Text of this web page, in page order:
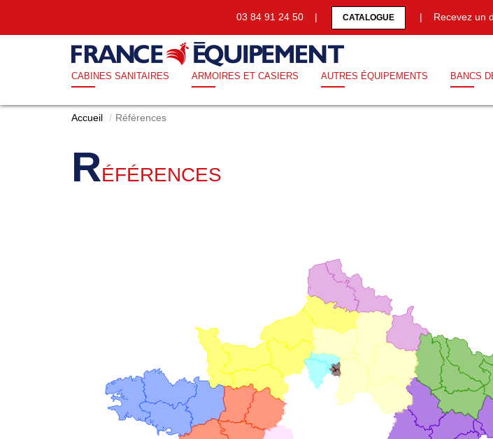
03 84 91 24 50 | CATALOGUE | Recevez un
CABINES SANITAIRES ARMOIRES ET CASIERS AUTRES ÉQUIPEMENTS BANCS
Accueil Références
RÉFÉRENCES